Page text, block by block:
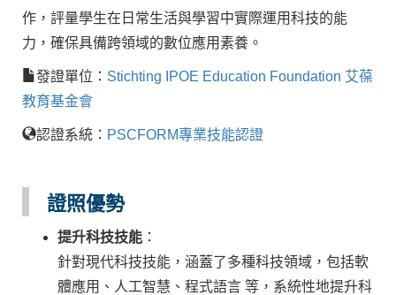
作，評量學生在日常生活與學習中實際運用科技的能
力，確保具備跨領域的數位應用素養。
發證單位： Stichting IPOE Education Foundation 艾葆
教育基金會
認證系統： PSCFORM專業技能認證
證照優勢
提升科技技能 ：
針對現代科技技能，涵蓋了多種科技領域，包括軟
體應用、人工智慧、程式語言 等，系統性地提升科